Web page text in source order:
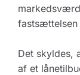
fastsættelsen
Det skyldes,
af et